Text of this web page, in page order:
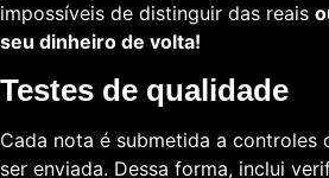
impossíveis de distinguir das reais
seu dinheiro de volta!
Testes de qualidade
Cada nota é submetida a controles
ser enviada. Dessa forma, inclui